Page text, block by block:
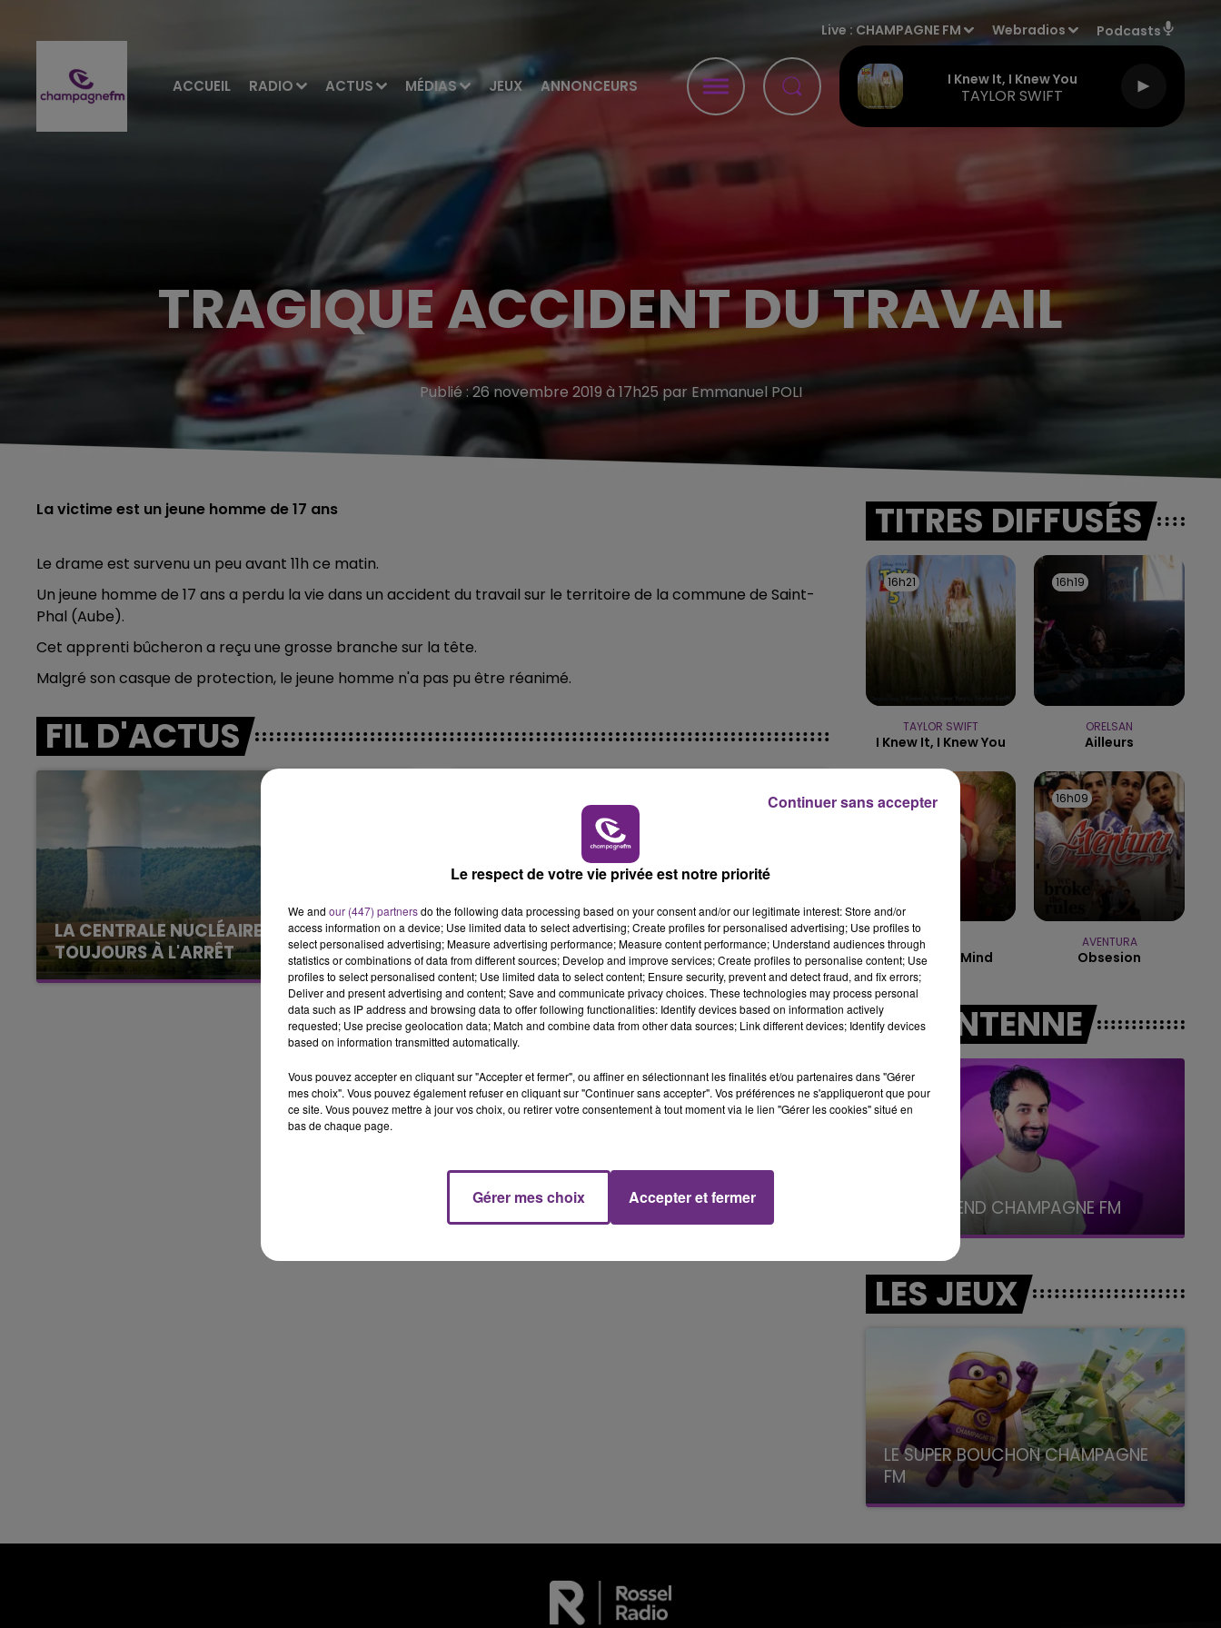
ACCUEIL RADIO ACTUS MÉDIAS JEUX ANNONCEURS
Live : CHAMPAGNE FM Webradios Podcasts
I Knew It, I Knew You
TAYLOR SWIFT
16h00 - 20h00
LE WEEK-END CHAMPAGNE FM
7h00 - 12h00
LE WEEK-END CHAMPAGNE FM
16h00 - 20h00
LE WEEK-END CHAMPAGNE FM
TRAGIQUE ACCIDENT DU TRAVAIL
Publié : 26 novembre 2019 à 17h25 par Emmanuel POLI
La victime est un jeune homme de 17 ans
Le drame est survenu un peu avant 11h ce matin.
Un jeune homme de 17 ans a perdu la vie dans un accident du travail sur le territoire de la commune de Saint-
Phal (Aube).
Cet apprenti bûcheron a reçu une grosse branche sur la tête.
Malgré son casque de protection, le jeune homme n'a pas pu être réanimé.
FIL D'ACTUS
LA CENTRALE NUCLÉAIRE DE CHOOZ
TOUJOURS À L'ARRÊT
Cela fait déjà une semaine que la centrale
nucléaire ardennaise est à l'arrêt. Une situation
justifiée par la sécheresse intense qui est
LE MAGASIN JOUÉCLUB DE REIMS FERME
SES PORTES
C'était l'une des institutions du centre-ville
rémois. Le magasin JouéClub est contraint de
fermer ses portes.
TITRES DIFFUSÉS
16h21
16h21
TAYLOR SWIFT
I Knew It, I Knew You
16h19
16h19
ORELSAN
Ailleurs
16h15
16h15
One Track Mind
16h09
16h09
AVENTURA
Obsesion
A L'ANTENNE
16h00 - 20h00
LE WEEK-END CHAMPAGNE FM LE WEEK-END CHAMPAGNE FM
LES JEUX
LE SUPER BOUCHON CHAMPAGNE
FM
avec La Famille Champagne FM, à 8H10
Le respect de votre vie privée est notre priorité
We and our (447) partnersdo the following data processing based on your consent and/or our legitimate interest: Store and/or
access information on a device; Use limited data to select advertising; Create profiles for personalised advertising; Use profiles to
select personalised advertising; Measure advertising performance; Measure content performance; Understand audiences through
statistics or combinations of data from different sources; Develop and improve services; Create profiles to personalise content; Use
profiles to select personalised content; Use limited data to select content; Ensure security, prevent and detect fraud, and fix errors;
Deliver and present advertising and content; Save and communicate privacy choices. These technologies may process personal
data such as IP address and browsing data to offer following functionalities: Identify devices based on information actively
requested; Use precise geolocation data; Match and combine data from other data sources; Link different devices; Identify devices
based on information transmitted automatically.
Vous pouvez accepter en cliquant sur "Accepter et fermer", ou affiner en sélectionnant les finalités et/ou partenaires dans "Gérer
mes choix". Vous pouvez également refuser en cliquant sur "Continuer sans accepter". Vos préférences ne s'appliqueront que pour
ce site. Vous pouvez mettre à jour vos choix, ou retirer votre consentement à tout moment via le lien "Gérer les cookies" situé en
bas de chaque page.
Gérer mes choix Accepter et fermer
Continuer sans accepter